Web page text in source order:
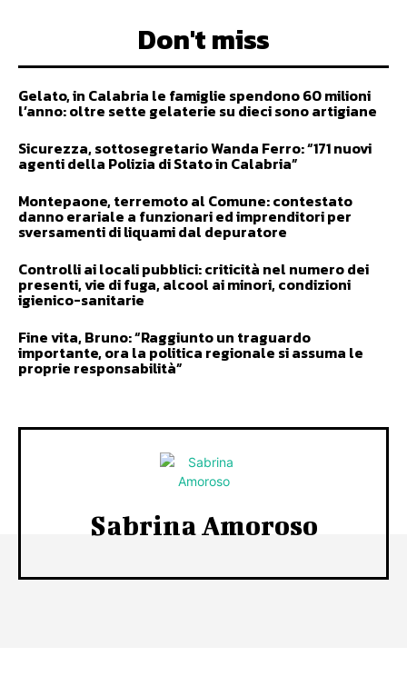
Don't miss
Gelato, in Calabria le famiglie spendono 60 milioni
l’anno: oltre sette gelaterie su dieci sono artigiane
Sicurezza, sottosegretario Wanda Ferro: “171 nuovi
agenti della Polizia di Stato in Calabria”
Montepaone, terremoto al Comune: contestato
danno erariale a funzionari ed imprenditori per
sversamenti di liquami dal depuratore
Controlli ai locali pubblici: criticità nel numero dei
presenti, vie di fuga, alcool ai minori, condizioni
igienico-sanitarie
Fine vita, Bruno: “Raggiunto un traguardo
importante, ora la politica regionale si assuma le
proprie responsabilità”
Sabrina Amoroso